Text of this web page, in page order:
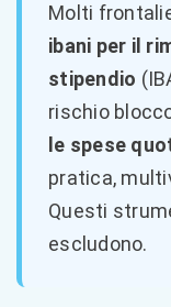
Molti
ibani per il
stipendio
rischio
le spese
pratica,
Questi
escludono.